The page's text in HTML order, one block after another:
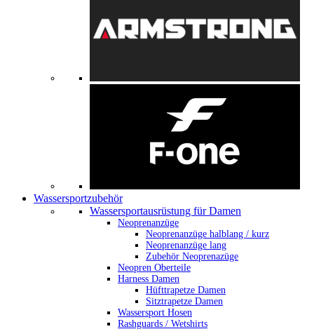
Wassersportzubehör
Wassersportausrüstung für Damen
Neoprenanzüge
Neoprenanzüge halblang / kurz
Neoprenanzüge lang
Zubehör Neoprenazüge
Neopren Oberteile
Harness Damen
Hüfttrapetze Damen
Sitztrapetze Damen
Wassersport Hosen
Rashguards / Wetshirts